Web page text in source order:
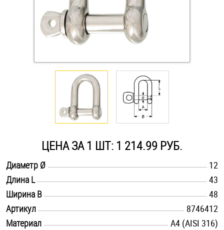
Крюки, кольца с метрической резьбой
Крюки, кольца с шурупной резьбой
Оснастка и аксессуары для яхт
Саморезы и шурупы
Стопорные кольца
Такелаж
ЦЕНА ЗА 1 ШТ: 1 214.99 РУБ.
Диаметр Ø
12
Длина L
43
Ширина B
48
Артикул
8746412
Материал
A4 (AISI 316)